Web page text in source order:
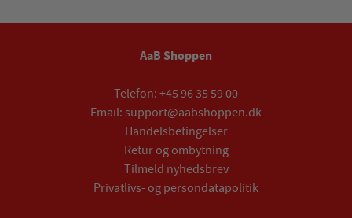
AaB Shoppen
Telefon: +45 96 35 59 00
Email: support@aabshoppen.dk
Handelsbetingelser
Retur og ombytning
Tilmeld nyhedsbrev
Privatlivs- og persondatapolitik